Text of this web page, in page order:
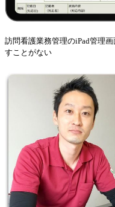
訪問看護業務管理のiPad管理
すことがない